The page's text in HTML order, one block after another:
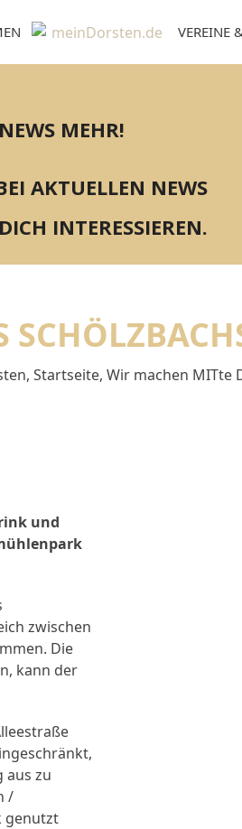
VEREINE
MEHR!
AKTUELLEN NEWS
INTERESSIEREN.
, Startseite, Wir machen MITte
und
zwischen
Die
kann der
aus zu
/
genutzt